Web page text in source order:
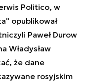
Politico, w
opublikował
Paweł Durow
Władysław
że dane
rosyjskim